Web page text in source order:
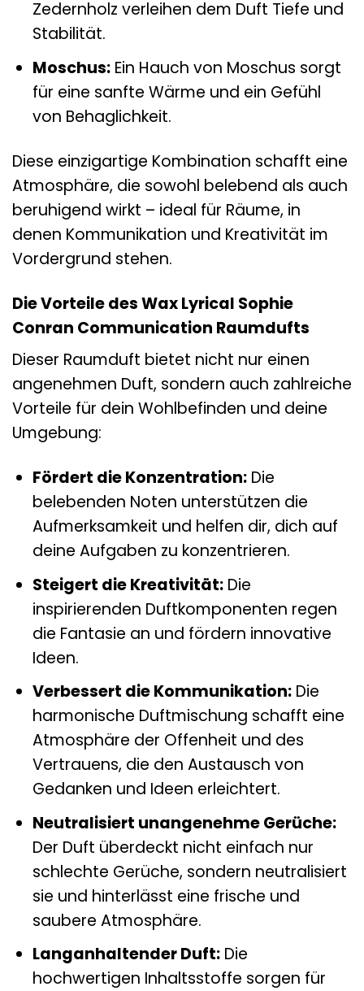
Zedernholz verleihen dem Duft Tiefe und
Stabilität.
Moschus:Ein Hauch von Moschus sorgt
für eine sanfte Wärme und ein Gefühl
von Behaglichkeit.
Diese einzigartige Kombination schafft eine
Atmosphäre, die sowohl belebend als auch
beruhigend wirkt – ideal für Räume, in
denen Kommunikation und Kreativität im
Vordergrund stehen.
Die Vorteile des Wax Lyrical Sophie
Conran Communication Raumdufts
Dieser Raumduft bietet nicht nur einen
angenehmen Duft, sondern auch zahlreiche
Vorteile für dein Wohlbefinden und deine
Umgebung:
Fördert die Konzentration:Die
belebenden Noten unterstützen die
Aufmerksamkeit und helfen dir, dich auf
deine Aufgaben zu konzentrieren.
Steigert die Kreativität:Die
inspirierenden Duftkomponenten regen
die Fantasie an und fördern innovative
Ideen.
Verbessert die Kommunikation:Die
harmonische Duftmischung schafft eine
Atmosphäre der Offenheit und des
Vertrauens, die den Austausch von
Gedanken und Ideen erleichtert.
Neutralisiert unangenehme Gerüche:
Der Duft überdeckt nicht einfach nur
schlechte Gerüche, sondern neutralisiert
sie und hinterlässt eine frische und
saubere Atmosphäre.
Langanhaltender Duft:Die
hochwertigen Inhaltsstoffe sorgen für